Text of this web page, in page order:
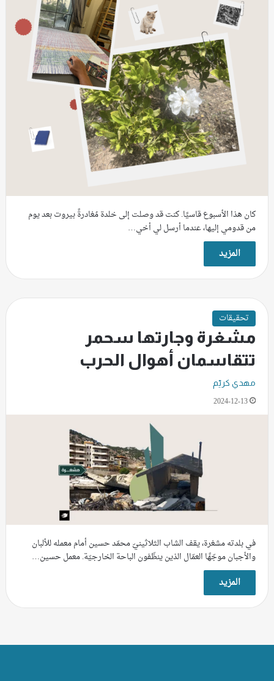
كان هذا الأسبوع قاسيًا. كنت قد وصلت إلى خلدة مُغادرةً بيروت بعد يوم
من قدومي إليها، عندما أرسل لي أخي…
المزيد
تحقيقات
مشغرة وجارتها سحمر
تتقاسمان أهوال الحرب
مهدي كريّم
2024-12-13
في بلدته مشغرة، يقف الشاب الثلاثينيّ محمّد حسين أمام معمله للألبان
والأجبان موجّهًا العمّال الذين ينظّفون الباحة الخارجيّة. معمل حسين…
المزيد